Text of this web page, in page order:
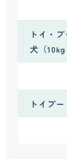
トイ・
犬（10kg
トイプ